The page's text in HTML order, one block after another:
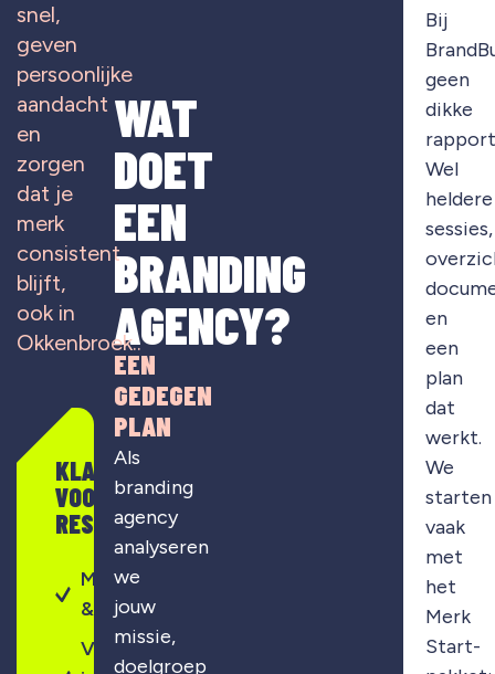
snel,
geven
persoonlijke
aandacht
en
zorgen
dat je
merk
consistent
blijft,
ook in
Okkenbroek..
KLAAR
VOOR
RESULTAAT?
Merkontwikkeling
& strategie
Visuele
WAT
DOET
EEN
BRANDING
AGENCY?
EEN
GEDEGEN
PLAN
Als
branding
agency
analyseren
we
jouw
missie,
doelgroep
Bij
geen
dikke
Wel
heldere
sessies,
en
een
plan
dat
werkt.
We
starten
vaak
met
het
Merk
Start-